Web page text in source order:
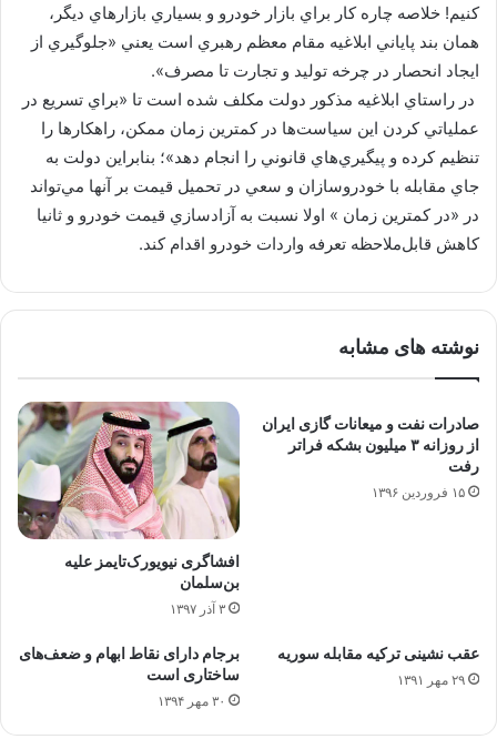
كنيم! خلاصه چاره كار براي بازار خودرو و بسياري بازارهاي ديگر،
همان بند پاياني ابلاغيه مقام معظم رهبري است يعني «جلوگيري از
ايجاد انحصار در چرخه توليد و تجارت تا مصرف».
در راستاي ابلاغيه مذكور دولت مكلف شده است تا «براي تسريع در
عملياتي کردن اين سياست‌ها در کمترين زمان ممکن، راهکارها را
تنظيم کرده و پيگيري‌هاي قانوني را انجام دهد»؛ بنابراين دولت به
جاي مقابله با خودروسازان و سعي در تحميل قيمت بر آنها مي‌تواند
در «در كمترين زمان » اولا نسبت به آزادسازي قيمت خودرو و ثانيا
كاهش قابل‌ملاحظه تعرفه واردات خودرو اقدام كند.
نوشته های مشابه
صادرات نفت و میعانات گازی ایران
از روزانه ٣ میلیون بشکه فراتر
رفت
۱۵ فروردین ۱۳۹۶
افشاگری نیویورک‌تایمز علیه
بن‌سلمان
۳ آذر ۱۳۹۷
عقب نشینی ترکیه مقابله سوریه
۲۹ مهر ۱۳۹۱
برجام دارای نقاط ابهام و ضعف‌های
ساختاری است
۳۰ مهر ۱۳۹۴